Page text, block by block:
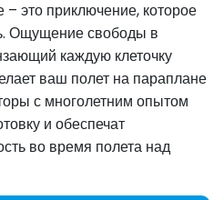
– это приключение, которое
Ощущение свободы в
каждую клеточку
ваш полет на параплане
с многолетним опытом
и обеспечат
во время полета над